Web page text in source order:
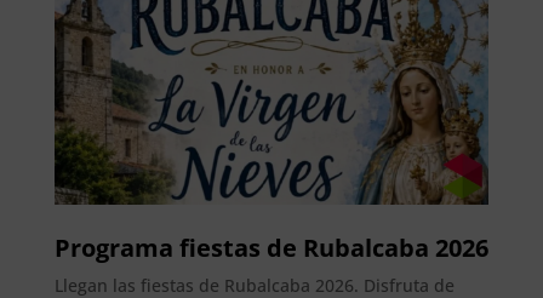
Programa fiestas de Rubalcaba 2026
Llegan las fiestas de Rubalcaba 2026. Disfruta de